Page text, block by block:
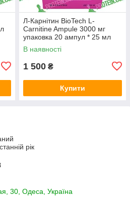
Л-Карнітин BioTech L-
Carnitine Ampule 3000 мг
упаковка 20 ампул * 25 мл
Lemon Лимон
В наявності
1 500 ₴
Купити
рік
30, Одеса, Україна